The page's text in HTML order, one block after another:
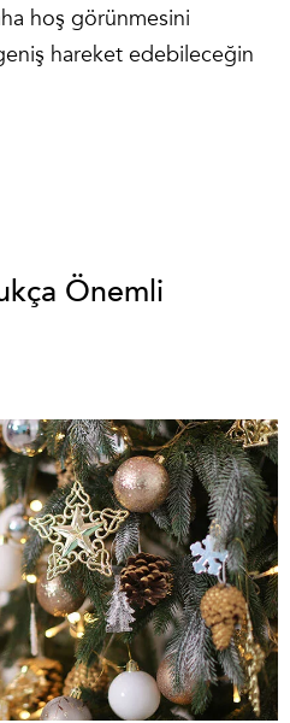
hoş görünmesini
hareket edebileceğin
Önemli